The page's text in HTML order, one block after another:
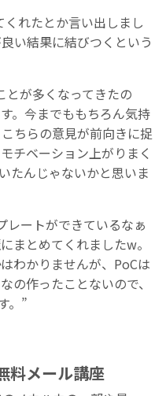
れたとか言い出しまし
い結果に結びつくという
とが多くなってきたの
。今までももちろん気持
ちらの意見が前向きに捉
チベーション上がりまく
たんじゃないかと思いま
レートができているなぁ
まとめてくれましたw。
わかりませんが、PoCは
の作ったことないので、
。”
料メール講座